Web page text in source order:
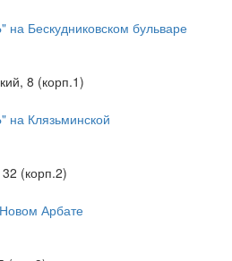
Бескудниковском бульваре
8 (корп.1)
Клязьминской
(корп.2)
Арбате